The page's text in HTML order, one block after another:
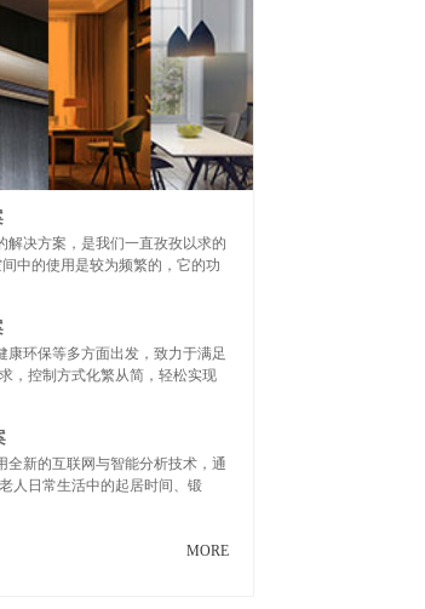
解决方案，是我们一直孜孜以求的
中的使用是较为频繁的，它的功
康环保等多方面出发，致力于满足
，控制方式化繁从简，轻松实现
全新的互联网与智能分析技术，通
人日常生活中的起居时间、锻
MORE